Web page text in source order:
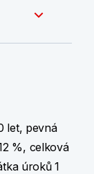
let, pevná
%, celková
úroků 1